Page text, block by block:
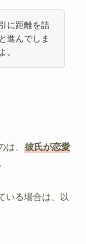
に距離を詰
進んでしま
。
、 彼氏が恋愛
いる場合は、以